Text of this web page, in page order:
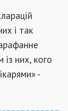
і так
із них, кого
-